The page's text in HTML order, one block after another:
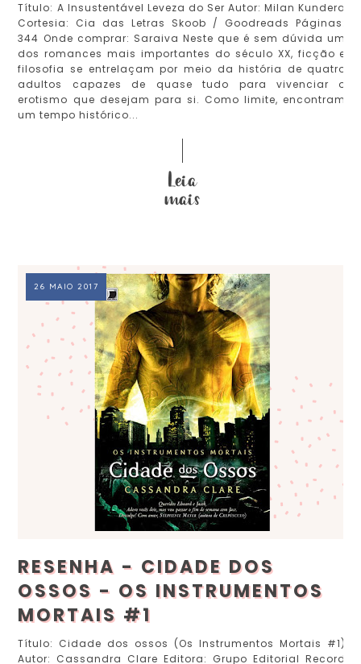
Título: A Insustentável Leveza do Ser Autor: Milan Kundera
Cortesia: Cia das Letras Skoob / Goodreads Páginas:
344 Onde comprar: Saraiva Neste que é sem dúvida um
dos romances mais importantes do século XX, ficção e
filosofia se entrelaçam por meio da história de quatro
adultos capazes de quase tudo para vivenciar o
erotismo que desejam para si. Como limite, encontram
um tempo histórico...
26 MAIO 2017
RESENHA - CIDADE DOS
OSSOS - OS INSTRUMENTOS
MORTAIS #1
Título: Cidade dos ossos (Os Instrumentos Mortais #1)
Autor: Cassandra Clare Editora: Grupo Editorial Record